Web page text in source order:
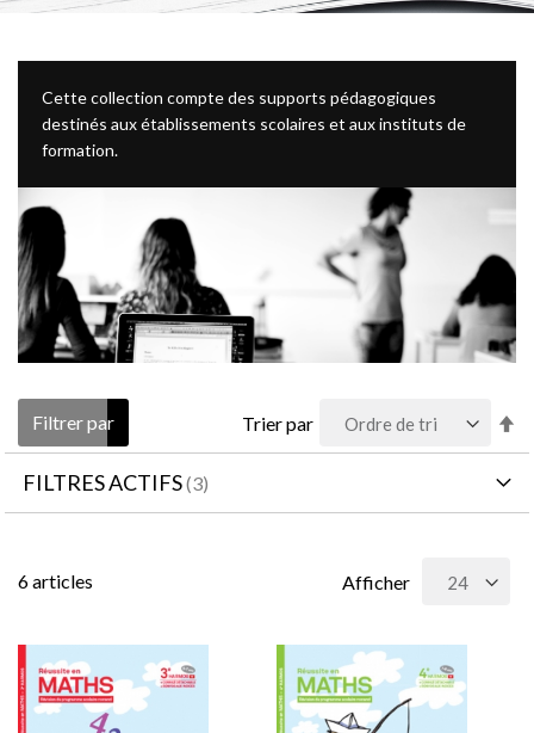
Cette collection compte des supports pédagogiques
destinés aux établissements scolaires et aux instituts de
formation.
6articles Afficher
Trier par
Filtrer par
FILTRES ACTIFS